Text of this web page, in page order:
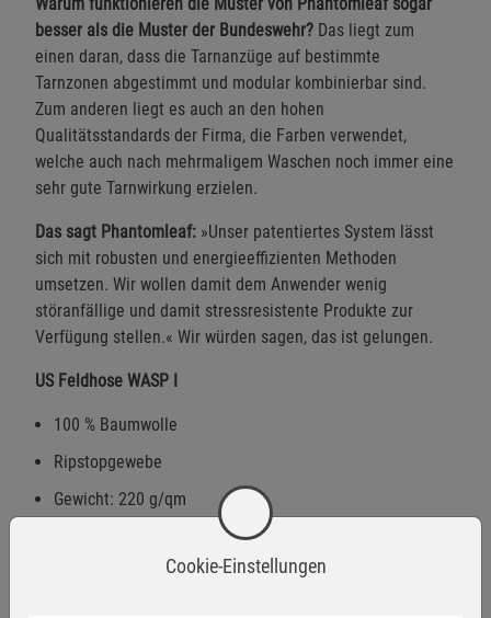
besser als die Muster der Bundeswehr? Das liegt zum
einen daran, dass die Tarnanzüge auf bestimmte
Tarnzonen abgestimmt und modular kombinierbar sind.
Zum anderen liegt es auch an den hohen
Qualitätsstandards der Firma, die Farben verwendet,
welche auch nach mehrmaligem Waschen noch immer eine
sehr gute Tarnwirkung erzielen.
Das sagt Phantomleaf: »Unser patentiertes System lässt
sich mit robusten und energieeffizienten Methoden
umsetzen. Wir wollen damit dem Anwender wenig
störanfällige und damit stressresistente Produkte zur
Verfügung stellen.« Wir würden sagen, das ist gelungen.
US Feldhose WASP I
100 % Baumwolle
Ripstopgewebe
Gewicht: 220 g/qm
Gesäß- und Knieverstärkung
Eingriff mit verdeckter Knopfleiste
Cookie-Einstellungen